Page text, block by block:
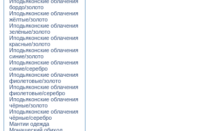
бордо/золото
Иподьяконские облачения
жёлтые/золото
Иподьяконские облачения
зелёные/золото
Иподьяконские облачения
красные/золото
Иподьяконские облачения
синие/золото
Иподьяконские облачения
синие/серебро
Иподьяконские облачения
фиолетовые/золото
Иподьяконские облачения
фиолетовые/серебро
Иподьяконские облачения
чёрные/золото
Иподьяконские облачения
чёрные/серебро
Мантии одежда